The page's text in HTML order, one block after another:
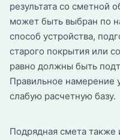
результата со сметной
может быть выбран по
способ устройства,
старого покрытия или
равно должны быть
Правильное намерение
слабую расчетную базу.
Подрядная смета также